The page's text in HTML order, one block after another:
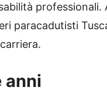
professionali.
paracadutisti
anni